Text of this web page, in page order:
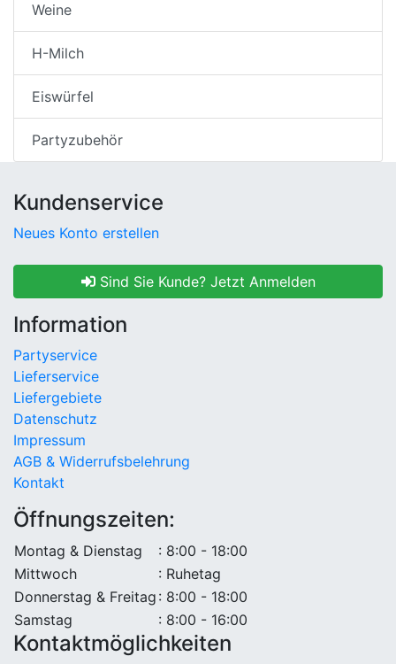
Weine
H-Milch
Eiswürfel
Partyzubehör
Kundenservice
Neues Konto erstellen
Sind Sie Kunde? Jetzt Anmelden
Information
Partyservice
Lieferservice
Liefergebiete
Datenschutz
Impressum
AGB & Widerrufsbelehrung
Kontakt
Öffnungszeiten:
Montag & Dienstag
: 8:00 - 18:00
Mittwoch
: Ruhetag
Donnerstag & Freitag : 8:00 - 18:00
Samstag
: 8:00 - 16:00
Kontaktmöglichkeiten